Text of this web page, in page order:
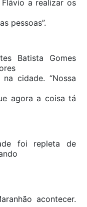
Flávio a realizar os
pessoas”.
Batista Gomes
cidade. “Nossa
agora a coisa tá
foi repleta de
acontecer.